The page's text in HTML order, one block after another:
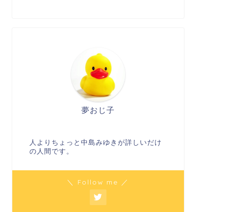
夢おじ子
人よりちょっと中島みゆきが詳しいだけ
の人間です。
＼ Follow me ／